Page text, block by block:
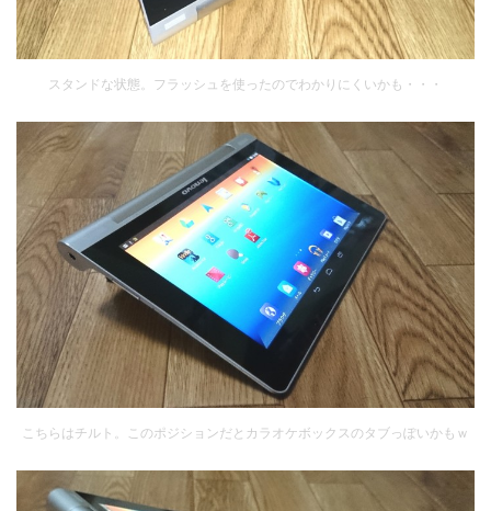
スタンドな状態。フラッシュを使ったのでわかりにくいかも・・・
こちらはチルト。このポジションだとカラオケボックスのタブっぽいかもｗ